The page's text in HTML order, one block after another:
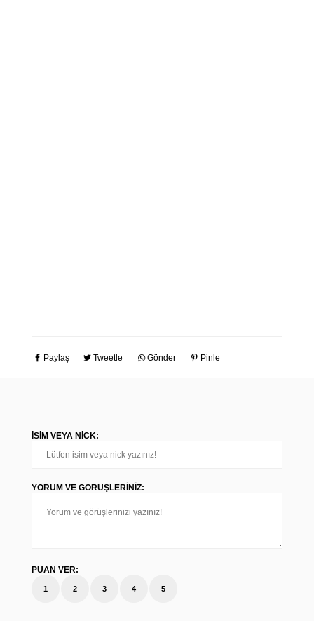
Paylaş Tweetle Gönder Pinle
İSIM VEYA NICK:
YORUM VE GÖRÜŞLERINIZ:
PUAN VER:
1 2 3 4 5